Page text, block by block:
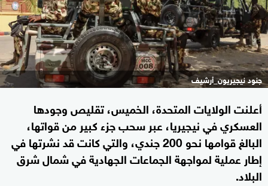
جنود نيجيريون_أرشيف
أعلنت الولايات المتحدة، الخميس، تقليص وجودها
العسكري في نيجيريا، عبر سحب جزء كبير من قواتها،
البالغ قوامها نحو 200 جندي، والتي كانت قد نشرتها في
إطار عملية لمواجهة الجماعات الجهادية في شمال شرق
البلاد.